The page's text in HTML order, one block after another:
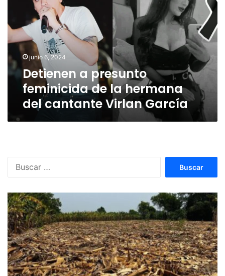
feminicida
la
hermana
cantante
Virlan
junio 6, 2024
Detienen a presunto
feminicida de la hermana
del cantante Virlan García